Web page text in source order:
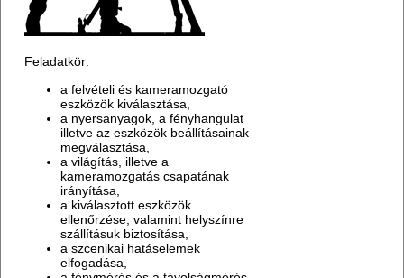
Feladatkör:
a felvételi és kameramozgató
eszközök kiválasztása,
a nyersanyagok, a fényhangulat
illetve az eszközök beállításainak
megválasztása,
a világítás, illetve a
kameramozgatás csapatának
irányítása,
a kiválasztott eszközök
ellenőrzése, valamint helyszínre
szállításuk biztosítása,
a szcenikai hatáselemek
elfogadása,